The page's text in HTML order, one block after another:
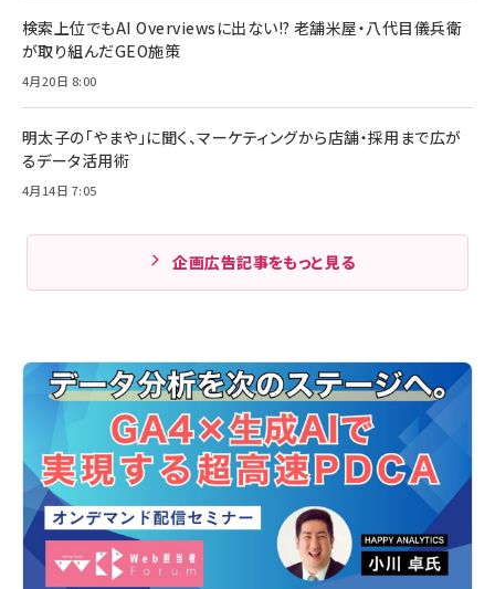
検索上位でもAI Overviewsに出ない!? 老舗米屋・八代目儀兵衛
が取り組んだGEO施策
4月20日 8:00
明太子の「やまや」に聞く、マーケティングから店舗・採用まで広が
るデータ活用術
4月14日 7:05
企画広告記事をもっと見る